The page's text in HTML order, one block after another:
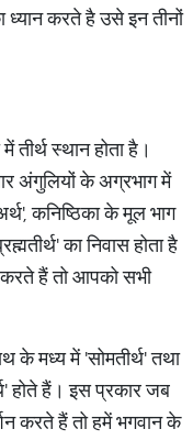
ध्यान करते है उसे इन तीनों
तीर्थ स्थान होता है।
अंगुलियों के अग्रभाग में
कनिष्ठिका के मूल भाग
का निवास होता है
हैं तो आपको सभी
के मध्य में 'सोमतीर्थ' तथा
होते हैं। इस प्रकार जब
करते हैं तो हमें भगवान के